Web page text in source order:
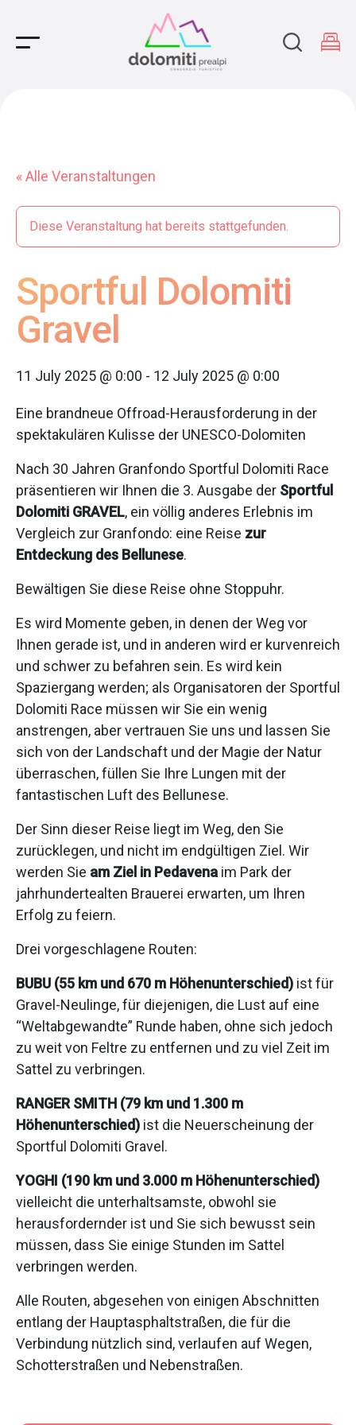
Main Navigation
« Alle Veranstaltungen
Diese Veranstaltung hat bereits stattgefunden.
Sportful Dolomiti
Gravel
11 July 2025 @ 0:00 - 12 July 2025 @ 0:00
Eine brandneue Offroad-Herausforderung in der
spektakulären Kulisse der UNESCO-Dolomiten
Nach 30 Jahren Granfondo Sportful Dolomiti Race
präsentieren wir Ihnen die 3. Ausgabe der Sportful
Dolomiti GRAVEL, ein völlig anderes Erlebnis im
Vergleich zur Granfondo: eine Reise zur
Entdeckung des Bellunese.
Bewältigen Sie diese Reise ohne Stoppuhr.
Es wird Momente geben, in denen der Weg vor
Ihnen gerade ist, und in anderen wird er kurvenreich
und schwer zu befahren sein. Es wird kein
Spaziergang werden; als Organisatoren der Sportful
Dolomiti Race müssen wir Sie ein wenig
anstrengen, aber vertrauen Sie uns und lassen Sie
sich von der Landschaft und der Magie der Natur
überraschen, füllen Sie Ihre Lungen mit der
fantastischen Luft des Bellunese.
Der Sinn dieser Reise liegt im Weg, den Sie
zurücklegen, und nicht im endgültigen Ziel. Wir
werden Sie am Ziel in Pedavena im Park der
jahrhundertealten Brauerei erwarten, um Ihren
Erfolg zu feiern.
Drei vorgeschlagene Routen:
BUBU (55 km und 670 m Höhenunterschied) ist für
Gravel-Neulinge, für diejenigen, die Lust auf eine
“Weltabgewandte” Runde haben, ohne sich jedoch
zu weit von Feltre zu entfernen und zu viel Zeit im
Sattel zu verbringen.
RANGER SMITH (79 km und 1.300 m
Höhenunterschied) ist die Neuerscheinung der
Sportful Dolomiti Gravel.
YOGHI (190 km und 3.000 m Höhenunterschied)
vielleicht die unterhaltsamste, obwohl sie
herausfordernder ist und Sie sich bewusst sein
müssen, dass Sie einige Stunden im Sattel
verbringen werden.
Alle Routen, abgesehen von einigen Abschnitten
entlang der Hauptasphaltstraßen, die für die
Verbindung nützlich sind, verlaufen auf Wegen,
Schotterstraßen und Nebenstraßen.